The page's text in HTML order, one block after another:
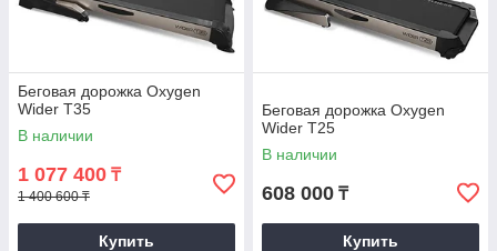
Беговая дорожка Oxygen
Wider T35
В наличии
1 077 400 ₸
1 400 600 ₸
Купить
Беговая дорожка Oxygen
Wider T25
В наличии
608 000 ₸
Купить